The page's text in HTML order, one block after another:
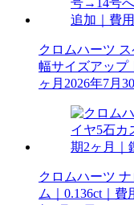
クロムハーツ
幅サイズアップ
ヶ月 2026年7月
クロムハーツ
ム｜0.136ct｜